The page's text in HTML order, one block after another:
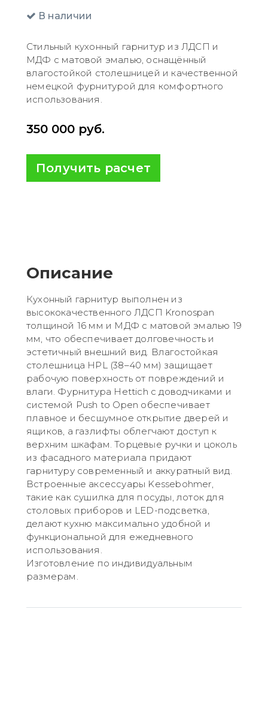
В наличии
Стильный кухонный гарнитур из ЛДСП и
МДФ с матовой эмалью, оснащённый
влагостойкой столешницей и качественной
немецкой фурнитурой для комфортного
использования.
350 000 руб.
Получить расчет
Описание
Кухонный гарнитур выполнен из
высококачественного ЛДСП Kronospan
толщиной 16 мм и МДФ с матовой эмалью 19
мм, что обеспечивает долговечность и
эстетичный внешний вид. Влагостойкая
столешница HPL (38–40 мм) защищает
рабочую поверхность от повреждений и
влаги. Фурнитура Hettich с доводчиками и
системой Push to Open обеспечивает
плавное и бесшумное открытие дверей и
ящиков, а газлифты облегчают доступ к
верхним шкафам. Торцевые ручки и цоколь
из фасадного материала придают
гарнитуру современный и аккуратный вид.
Встроенные аксессуары Kessebohmer,
такие как сушилка для посуды, лоток для
столовых приборов и LED-подсветка,
делают кухню максимально удобной и
функциональной для ежедневного
использования.
Изготовление по индивидуальным
размерам.